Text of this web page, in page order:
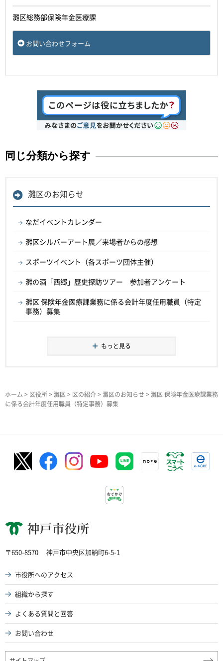
灘区総務部保険年金医療課
お問い合わせフォーム
同じ分類から探す
灘区のお知らせ
なだイベントカレンダー
灘区シルバーアート展／来場者からの感想
スポーツイベント（各スポーツ団体主催）
灘の酒「西郷」歴史探訪ツアー 参加者アンケート
灘区 保険年金医療課業務に係る会計年度任用職員（特定
事務）募集
もっと見る
ホーム > 区役所> 灘区> 区の紹介> 灘区のお知らせ > 灘区 保険年金医療課業務
に係る会計年度任用職員（特定事務）募集
神戸市役所
〒650-8570 神戸市中央区加納町6-5-1
市役所へのアクセス
組織から探す
よくある質問と回答
お問い合わせ